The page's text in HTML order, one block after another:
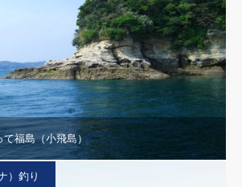
福島（小飛島）
）釣り